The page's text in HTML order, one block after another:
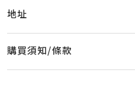
有各類專科門診，以切合不同病
家庭醫學為主的基層醫療服務，
且為病人提供多元化的專科服務
科、內分泌及代謝科、腦神經內
腸胃肝臟科、外科、乳房外科、
科、耳鼻喉科、眼科、骨科、心
地址
購買須知/條款